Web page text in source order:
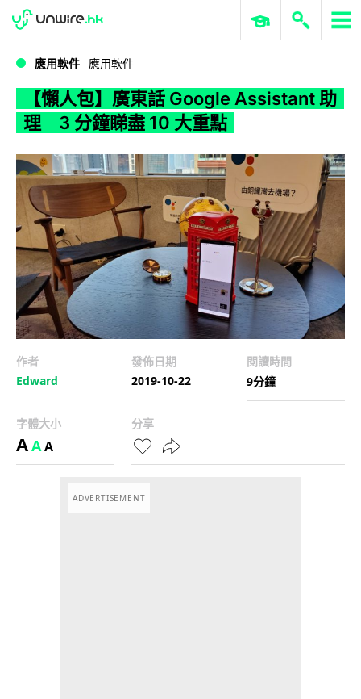
WWDC 2026 ERP 與商業 AI
應用軟件 應用軟件
【懶人包】廣東話 Google Assistant 助
理 3 分鐘睇盡 10 大重點
作者
Edward
發佈日期
2019-10-22
閱讀時間
9分鐘
字體大小
AAA
分享
ADVERTISEMENT